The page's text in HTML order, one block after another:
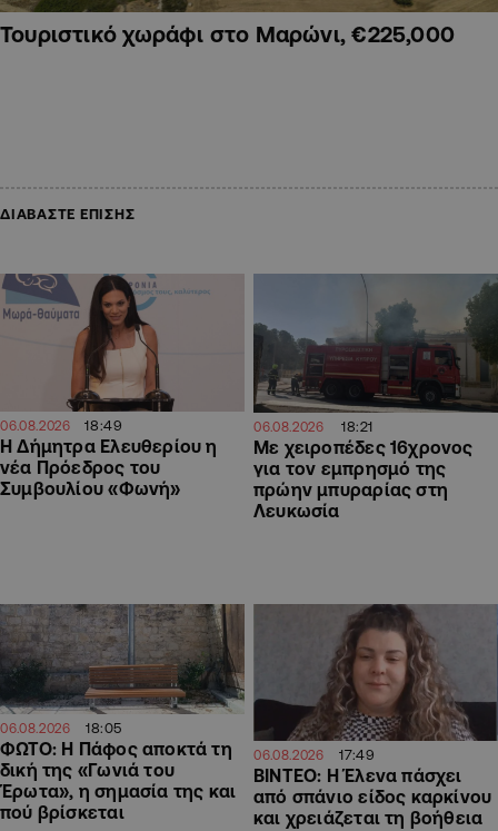
Τουριστικό χωράφι στο Μαρώνι, €225,000
ΔΙΑΒΑΣΤΕ ΕΠΙΣΗΣ
06.08.2026 18:49
Η Δήμητρα Ελευθερίου η
νέα Πρόεδρος του
Συμβουλίου «Φωνή»
06.08.2026 18:21
Με χειροπέδες 16χρονος
για τον εμπρησμό της
πρώην μπυραρίας στη
Λευκωσία
06.08.2026 18:05
ΦΩΤΟ: Η Πάφος αποκτά τη
δική της «Γωνιά του
Έρωτα», η σημασία της και
πού βρίσκεται
06.08.2026 17:49
ΒΙΝΤΕΟ: Η Έλενα πάσχει
από σπάνιο είδος καρκίνου
και χρειάζεται τη βοήθεια